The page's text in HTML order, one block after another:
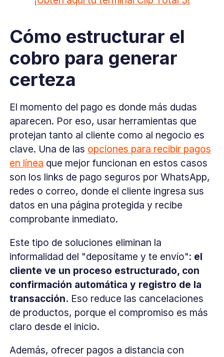
Cómo estructurar el
cobro para generar
certeza
El momento del pago es donde más dudas
aparecen. Por eso, usar herramientas que
protejan tanto al cliente como al negocio es
clave. Una de las opciones para recibir pagos
en línea que mejor funcionan en estos casos
son los links de pago seguros por WhatsApp,
redes o correo, donde el cliente ingresa sus
datos en una página protegida y recibe
comprobante inmediato.
Este tipo de soluciones eliminan la
informalidad del "deposítame y te envío": el
cliente ve un proceso estructurado, con
confirmación automática y registro de la
transacción. Eso reduce las cancelaciones
de productos, porque el compromiso es más
claro desde el inicio.
Además, ofrecer pagos a distancia con